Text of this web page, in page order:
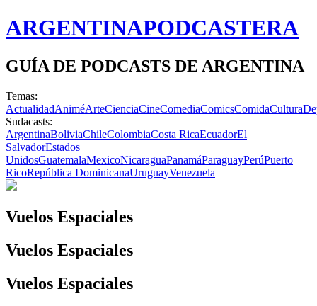
ARGENTINAPODCASTERA
GUÍA DE PODCASTS DE ARGENTINA
Temas:
ActualidadAniméArteCienciaCineComediaComicsComidaCultura
Sudacasts:
ArgentinaBoliviaChileColombiaCosta RicaEcuadorEl
SalvadorEstados
UnidosGuatemalaMexicoNicaraguaPanamáParaguayPerúPuerto
RicoRepública DominicanaUruguayVenezuela
Vuelos Espaciales
Vuelos Espaciales
Vuelos Espaciales